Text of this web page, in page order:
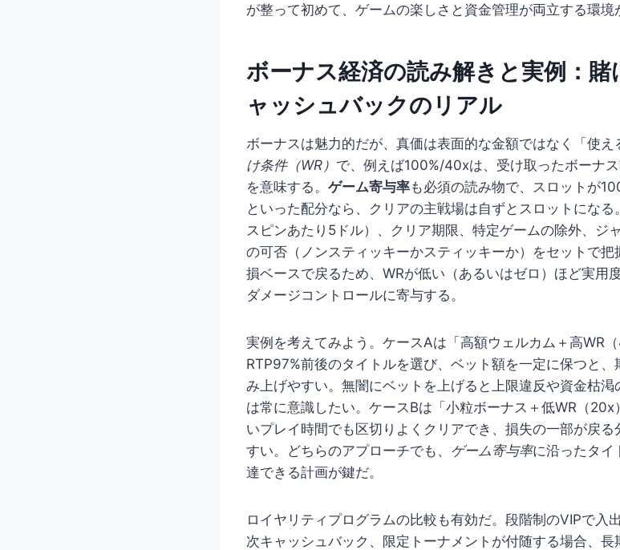
が整って初めて、ゲームの楽しさと資金管理が両立する環境
ボーナス経済の読み解きと実例：賭
ャッシュバックのリアル
ボーナスは魅力的だが、真価は表面的な金額ではなく「使
け条件（WR） で、例えば100%/40xは、受け取ったボーナ
を意味する。 ゲーム寄与率も必須の読み物で、スロットが
といった配分なら、クリアの主戦場は自ずとスロットにな
スピンあたり5ドル）、クリア期限、特定ゲームの除外、ジ
の可否（ノンスティッキーかスティッキーか）をセットで
損ベースで戻るため、WRが低い（あるいはゼロ）ほど実用
ダメージコントロールに寄与する。
実例を考えてみよう。ケースAは「高額ウェルカム＋高WR
RTP97%前後のタイトルを選び、ベット額を一定に保つと
み上げやすい。無闇にベットを上げると上限違反や資金枯渇
は常に意識したい。ケースBは「小粒ボーナス＋低WR（
いプレイ時間でも区切りよくクリアでき、損失の一部が戻
すい。どちらのアプローチでも、 ゲーム寄与率に沿ったタイ
達できる計画が鍵だ。
ロイヤリティプログラムの比較も有効だ。段階制のVIPで入
次キャッシュバック、限定トーナメントが付随する場合、